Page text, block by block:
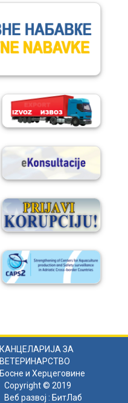
КАНЦЕЛАРИЈА ЗА
ВЕТЕРИНАРСТВО
Босне и Херцеговине
Copyright © 2019
Веб развој : БитЛаб